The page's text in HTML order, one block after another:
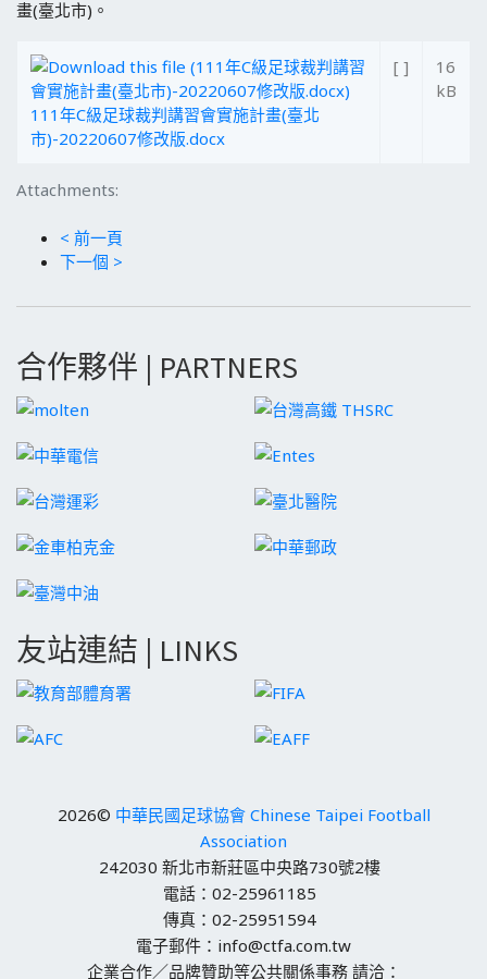
畫(臺北市)。
Attachments:
111年C級足球裁判講習會實施計畫(臺北
市)-20220607修改版.docx
[ ]
16
kB
< 前一頁
下一個 >
合作夥伴 | PARTNERS
友站連結 | LINKS
2026© 中華民國足球協會 Chinese Taipei Football
Association
242030 新北市新莊區中央路730號2樓
電話：02-25961185
傳真：02-25951594
電子郵件：info@ctfa.com.tw
企業合作／品牌贊助等公共關係事務 請洽：